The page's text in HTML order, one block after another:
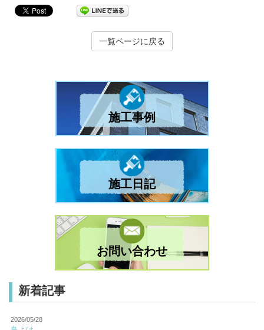
一覧ページに戻る
施工事例
施工日記
お問い合わせ
新着記事
2026/05/28